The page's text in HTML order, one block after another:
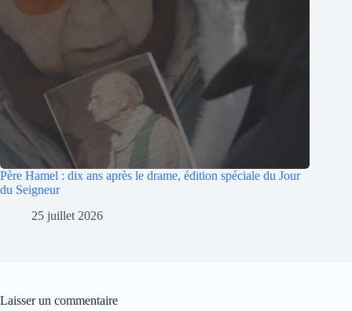
Père Hamel : dix ans après le drame, édition spéciale du Jour
du Seigneur
25 juillet 2026
Laisser un commentaire